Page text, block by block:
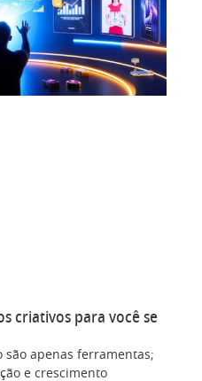
criativos para você se
são apenas ferramentas;
e crescimento